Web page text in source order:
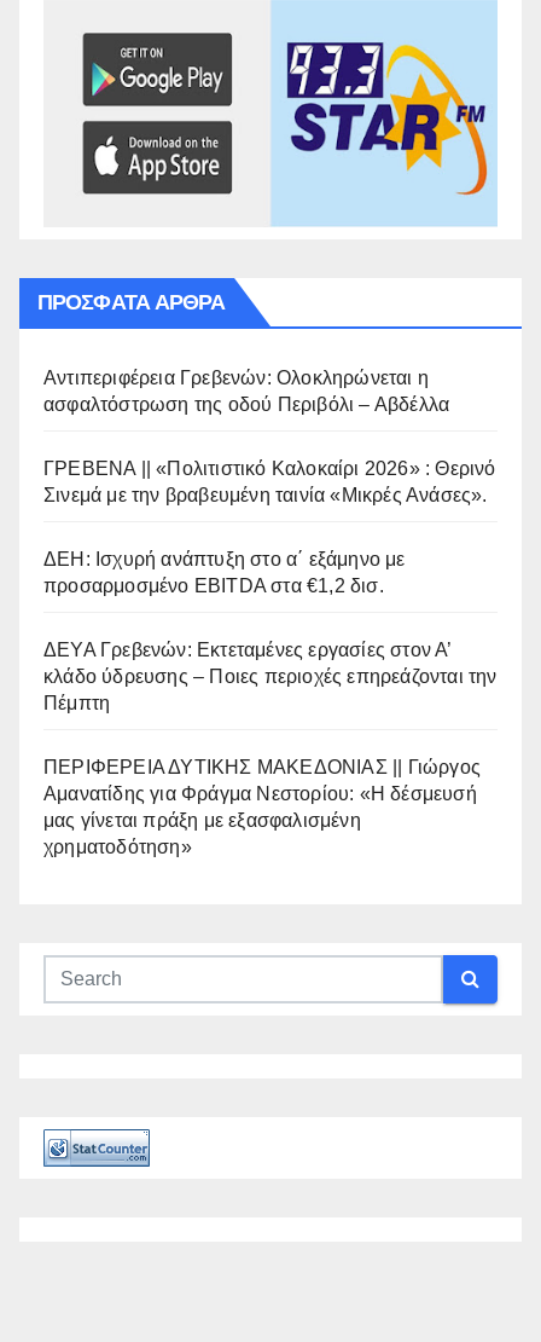
ΠΡΌΣΦΑΤΑ ΆΡΘΡΑ
Αντιπεριφέρεια Γρεβενών: Ολοκληρώνεται η
ασφαλτόστρωση της οδού Περιβόλι – Αβδέλλα
ΓΡΕΒΕΝΑ || «Πολιτιστικό Καλοκαίρι 2026» : Θερινό
Σινεμά με την βραβευμένη ταινία «Μικρές Ανάσες».
ΔΕΗ: Ισχυρή ανάπτυξη στο α΄ εξάμηνο με
προσαρμοσμένο EBITDA στα €1,2 δισ.
ΔΕΥΑ Γρεβενών: Εκτεταμένες εργασίες στον Α’
κλάδο ύδρευσης – Ποιες περιοχές επηρεάζονται την
Πέμπτη
ΠΕΡΙΦΕΡΕΙΑ ΔΥΤΙΚΗΣ ΜΑΚΕΔΟΝΙΑΣ || Γιώργος
Αμανατίδης για Φράγμα Νεστορίου: «Η δέσμευσή
μας γίνεται πράξη με εξασφαλισμένη
χρηματοδότηση»